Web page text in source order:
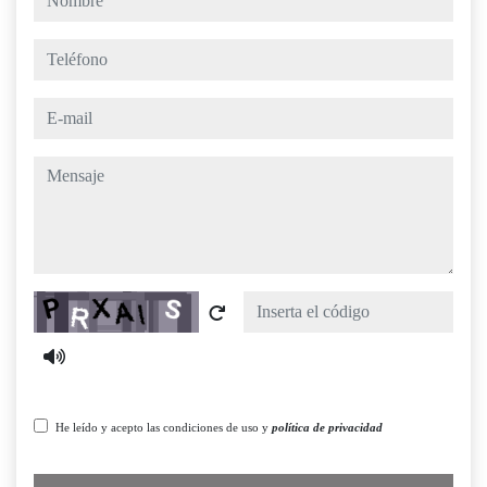
teléfono
e-mail
mensaje
Captcha
He leído y acepto las condiciones de uso y política de privacidad